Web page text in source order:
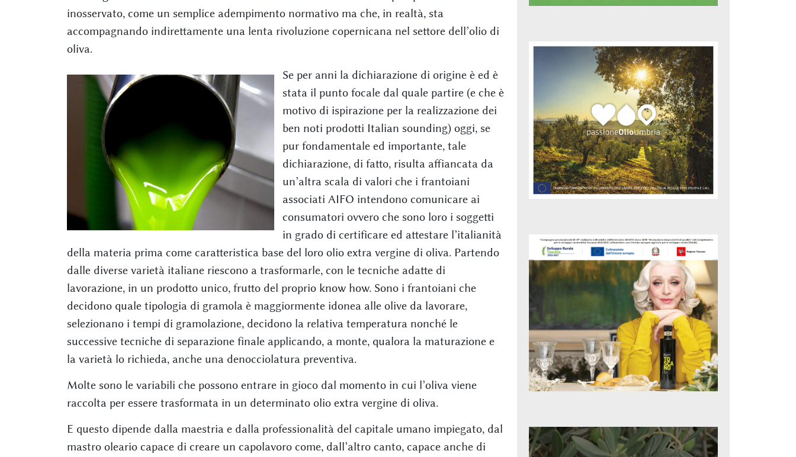
inosservato, come un semplice adempimento normativo ma che, in realtà, sta
accompagnando indirettamente una lenta rivoluzione copernicana nel settore dell’olio di
oliva.
Se per anni la dichiarazione di origine è ed è
stata il punto focale dal quale partire (e che è
motivo di ispirazione per la realizzazione dei
ben noti prodotti Italian sounding) oggi, se
pur fondamentale ed importante, tale
dichiarazione, di fatto, risulta affiancata da
un’altra scala di valori che i frantoiani
associati AIFO intendono comunicare ai
consumatori ovvero che sono loro i soggetti
in grado di certificare ed attestare l’italianità
della materia prima come caratteristica base del loro olio extra vergine di oliva. Partendo
dalle diverse varietà italiane riescono a trasformarle, con le tecniche adatte di
lavorazione, in un prodotto unico, frutto del proprio know how. Sono i frantoiani che
decidono quale tipologia di gramola è maggiormente idonea alle olive da lavorare,
selezionano i tempi di gramolazione, decidono la relativa temperatura nonché le
successive tecniche di separazione finale applicando, a monte, qualora la maturazione e
la varietà lo richieda, anche una denocciolatura preventiva.
Molte sono le variabili che possono entrare in gioco dal momento in cui l’oliva viene
raccolta per essere trasformata in un determinato olio extra vergine di oliva.
E questo dipende dalla maestria e dalla professionalità del capitale umano impiegato, dal
mastro oleario capace di creare un capolavoro come, dall’altro canto, capace anche di